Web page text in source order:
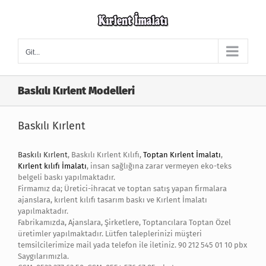
Git...
Baskılı Kırlent Modelleri
Baskılı Kırlent
Baskılı Kırlent, Baskılı Kırlent Kılıfı, Toptan Kırlent İmalatı,
Kırlent kılıfı İmalatı, insan sağlığına zarar vermeyen eko-teks
belgeli baskı yapılmaktadır.
Firmamız da; Üretici-ihracat ve toptan satış yapan firmalara
ajanslara, kırlent kılıfı tasarım baskı ve Kırlent İmalatı
yapılmaktadır.
Fabrikamızda, Ajanslara, Şirketlere, Toptancılara Toptan Özel
üretimler yapılmaktadır. Lütfen taleplerinizi müşteri
temsilcilerimize mail yada telefon ile iletiniz. 90 212 545 01 10 pbx
Saygılarımızla.